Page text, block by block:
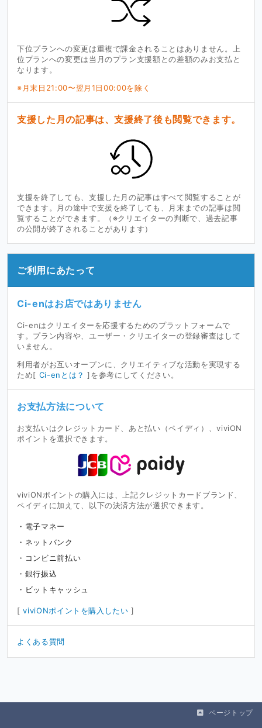
下位プランへの変更は重複で課金されることはありません。上
位プランへの変更は当月のプラン支援額との差額のみお支払と
なります。
※月末日21:00〜翌月1日00:00を除く
支援した月の記事は、支援終了後も閲覧できます。
支援を終了しても、支援した月の記事はすべて閲覧することが
できます。月の途中で支援を終了しても、月末までの記事は閲
覧することができます。（※クリエイターの判断で、過去記事
の公開が終了されることがあります）
ご利用にあたって
Ci-enはお店ではありません
Ci-enはクリエイターを応援するためのプラットフォームで
す。プラン内容や、ユーザー・クリエイターの登録審査はして
いません。
利用者がお互いオープンに、クリエイティブな活動を実現する
ため[ Ci-enとは？ ]を参考にしてください。
お支払方法について
お支払いはクレジットカード、あと払い（ペイディ）、viviON
ポイントを選択できます。
viviONポイントの購入には、上記クレジットカードブランド、
ペイディに加えて、以下の決済方法が選択できます。
電子マネー
ネットバンク
コンビニ前払い
銀行振込
ビットキャッシュ
[viviONポイントを購入したい ]
よくある質問
ページトップ